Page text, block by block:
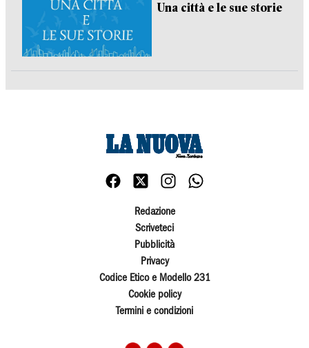
Una città e le sue storie
Redazione
Scriveteci
Pubblicità
Privacy
Codice Etico e Modello 231
Cookie policy
Termini e condizioni